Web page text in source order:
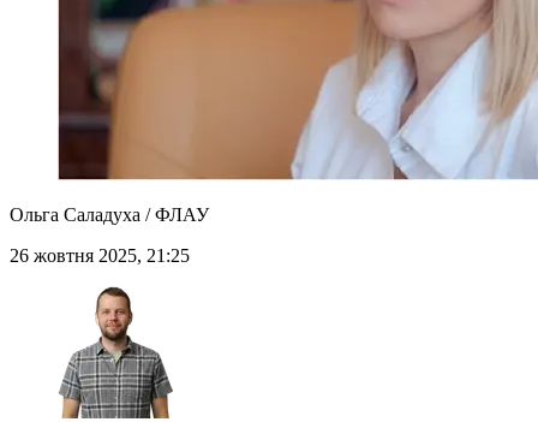
Ольга Саладуха / ФЛАУ
26 жовтня 2025, 21:25